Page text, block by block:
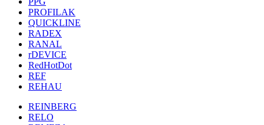
PROFILAK
QUICKLINE
RADEX
RANAL
rDEVICE
RedHotDot
REF
REHAU
REINBERG
RELO